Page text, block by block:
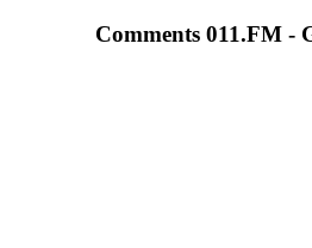
Comments 011.FM -